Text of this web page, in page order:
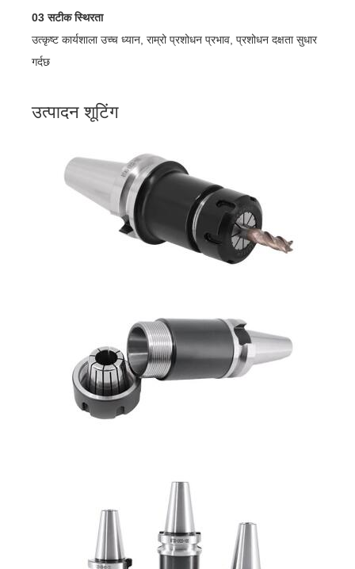
03 सटीक स्थिरता
उत्कृष्ट कार्यशाला उच्च ध्यान, राम्रो प्रशोधन प्रभाव, प्रशोधन दक्षता सुधार
गर्दछ
उत्पादन शूटिंग